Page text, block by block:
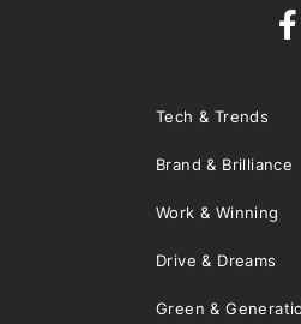
Tech & Trends
Brand & Brilliance
Work & Winning
Drive & Dreams
Green &